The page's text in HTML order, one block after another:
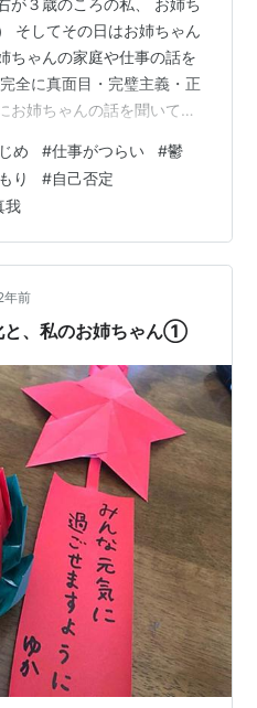
法 今日から変われるいま
変われる』日新報道
せる』ハギジン出版
真我を開けばあなたも今日
』日新報道 2002.6
に目覚めさせてみせる 心理
版 2002.11
倍!』かんき出版 2002.12
ールス 無敵の営業マイン
版 2002.9.実践シリーズ
の国へ』ハギジン出版
り捨てると不安・心配が消
らついてくる』日新報道
「真我」にめざめていま
のスイッチ』ハギジン出
神運-宇宙の無限から人間の
2004.11
が３歳のころの私、 お姉ち
そしてその日はお姉ちゃん
ちゃんの家庭や仕事の話を
全に真面目・完璧主義・正
お姉ちゃんの話を聞いてい
うする」とアドバイスを
”の意見を押し付けていま
りの頃に周りの意見を自分
てしまったことがあり、め
た。その時に「本当の自
人の意見を取…
め #仕事がつらい #鬱
り #自己否定
我
年前
と、私のお姉ちゃん①